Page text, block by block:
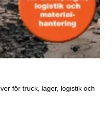
för truck, lager, logistik och